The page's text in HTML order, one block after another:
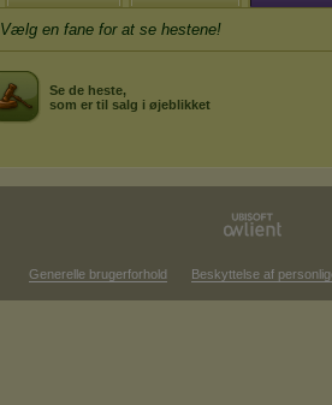
Vælg en fane for at se hestene!
Se de heste,
som er til salg i øjeblikket
Generelle brugerforhold Beskyttelse af